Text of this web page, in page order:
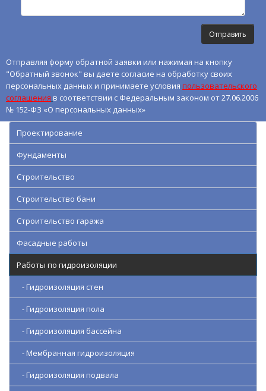
Отправляя форму обратной заявки или нажимая на кнопку
"Обратный звонок" вы даете согласие на обработку своих
персональных данных и принимаете условия пользовательского
соглашения в соответствии с Федеральным законом от 27.06.2006
№ 152-ФЗ «О персональных данных»
Проектирование
Фундаменты
Строительство
Строительство бани
Строительство гаража
Фасадные работы
Работы по гидроизоляции
- Гидроизоляция стен
- Гидроизоляция пола
- Гидроизоляция бассейна
- Мембранная гидроизоляция
- Гидроизоляция подвала